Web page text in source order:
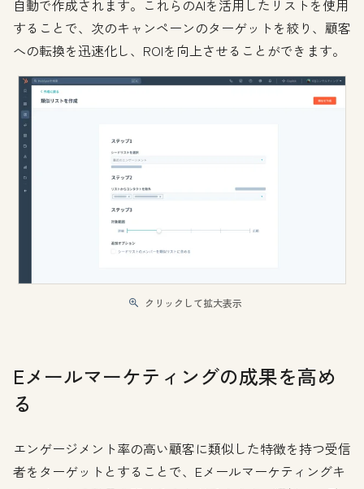
自動で作成されます。これらのAIを活用したリストを使用
することで、次のキャンペーンのターゲットを絞り、顧客
への転換を迅速化し、ROIを向上させることができます。
クリックして拡大表示
Eメールマーケティングの成果を高め
る
エンゲージメント率の高い顧客に類似した特徴を持つ受信
者をターゲットとすることで、Eメールマーケティングキ